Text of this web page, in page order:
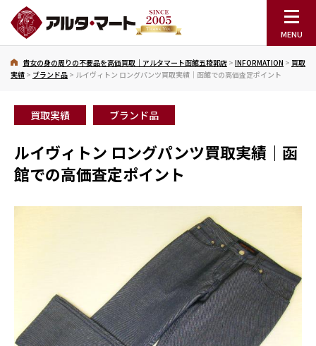
貴女の身の周りの不要品を高価買取｜アルタマート函館五稜郭店 > INFORMATION > 買取
実績 > ブランド品 > ルイヴィトン ロングパンツ買取実績｜函館での高価査定ポイント
買取実績 ブランド品
ルイヴィトン ロングパンツ買取実績｜函
館での高価査定ポイント